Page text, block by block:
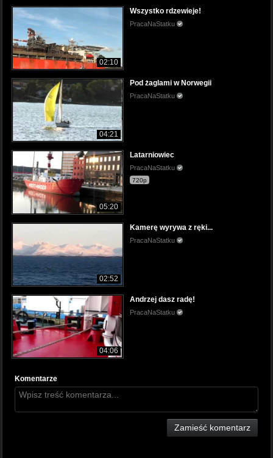
02:10
Wszystko rdzewieje!
PracaNaStatku
04:21
Pod żaglami w Norwegii
PracaNaStatku
05:20
Latarniowiec
PracaNaStatku
720p
02:52
Kamerę wyrywa z ręki...
PracaNaStatku
04:06
Andrzej dasz radę!
PracaNaStatku
Komentarze
Zamieść komentarz